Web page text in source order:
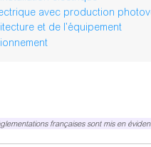
avec production
et de l’équipement
françaises sont mis en